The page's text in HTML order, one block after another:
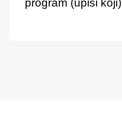
program (upiši koji)